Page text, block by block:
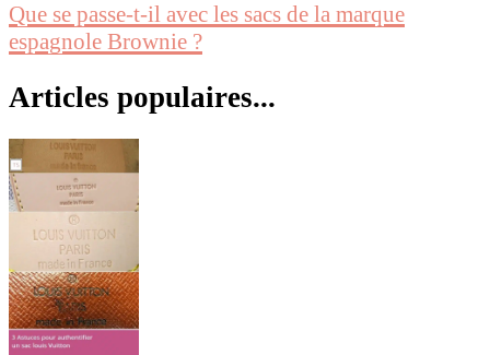
Que se passe-t-il avec les sacs de la marque
espagnole Brownie ?
Articles populaires...